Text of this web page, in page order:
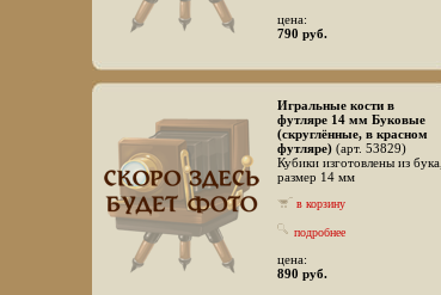
цена:
790 руб.
Игральные кости в
футляре 14 мм Буковые
(скруглённые, в красном
футляре) (арт. 53829)
Кубики изготовлены из бука,
размер 14 мм
в корзину
подробнее
цена:
890 руб.